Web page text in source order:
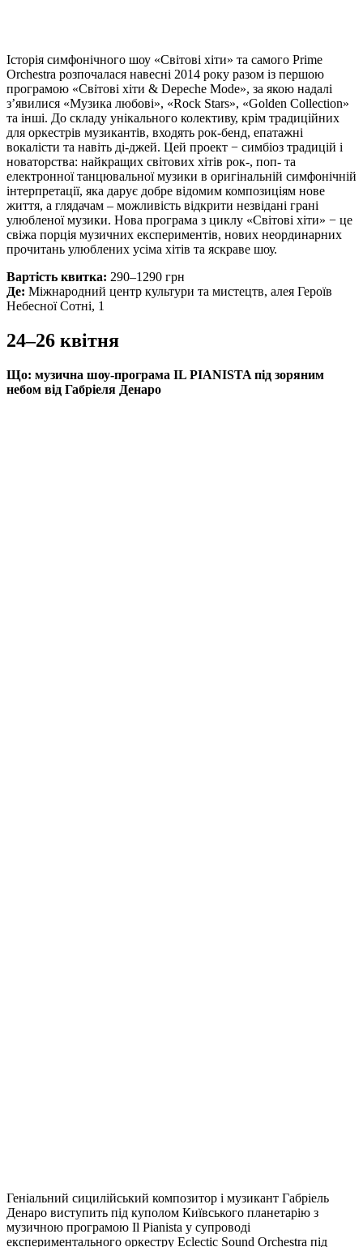
Історія симфонічного шоу «Світові хіти» та самого Prime
Orchestra розпочалася навесні 2014 року разом із першою
програмою «Світові хіти & Depeche Mode», за якою надалі
з’явилися «Музика любові», «Rock Stars», «Golden Collection»
та інші. До складу унікального колективу, крім традиційних
для оркестрів музикантів, входять рок-бенд, епатажні
вокалісти та навіть ді-джей. Цей проект − симбіоз традицій і
новаторства: найкращих світових хітів рок-, поп- та
електронної танцювальної музики в оригінальній симфонічній
інтерпретації, яка дарує добре відомим композиціям нове
життя, а глядачам – можливість відкрити незвідані грані
улюбленої музики. Нова програма з циклу «Світові хіти» − це
свіжа порція музичних експериментів, нових неординарних
прочитань улюблених усіма хітів та яскраве шоу.
Вартість квитка: 290–1290 грн
Де: Міжнародний центр культури та мистецтв, алея Героїв
Небесної Сотні, 1
24–26 квітня
Що: музична шоу-програма IL PIANISTA під зоряним
небом від Габріеля Денаро
Геніальний сицилійський композитор і музикант Габріель
Денаро виступить під куполом Київського планетарію з
музичною програмою Il Pianista у супроводі
експериментального оркестру Eclectic Sound Orchestra під